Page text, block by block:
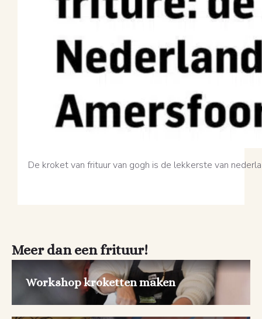
De kroket van frituur van gogh is de lekkerste van
Meer dan een frituur!
Workshop kroketten maken